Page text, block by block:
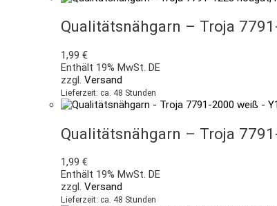
Qualitätsnähgarn – Troja
1,99 €
Enthält 19% MwSt. DE
zzgl. Versand
Lieferzeit: ca. 48 Stunden
Qualitätsnähgarn – Troja
1,99 €
Enthält 19% MwSt. DE
zzgl. Versand
Lieferzeit: ca. 48 Stunden